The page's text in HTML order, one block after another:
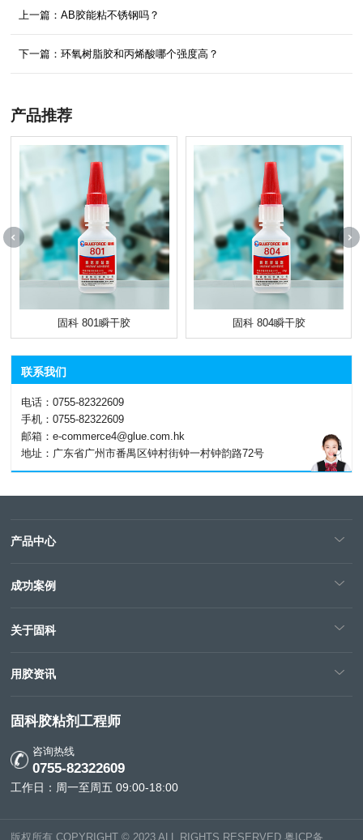
上一篇：AB胶能粘不锈钢吗？
下一篇：环氧树脂胶和丙烯酸哪个强度高？
产品推荐
固科 801瞬干胶 固科 804瞬干胶
联系我们
电话：0755-82322609
手机：0755-82322609
邮箱：e-commerce4@glue.com.hk
地址：广东省广州市番禺区钟村街钟一村钟韵路72号
产品中心
成功案例
关于固科
用胶资讯
固科胶粘剂工程师
咨询热线
0755-82322609
工作日：周一至周五 09:00-18:00
版权所有 COPYRIGHT © 2023 ALL RIGHTS RESERVED粤ICP备